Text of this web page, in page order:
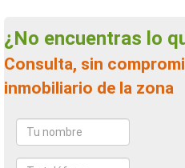
¿No encuentras lo
Consulta, sin compromiso, a un agente
inmobiliario de la zona